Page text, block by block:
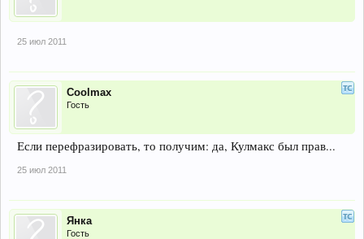
25 июл 2011
Coolmax
Гость
Если перефразировать, то получим: да, Кулмакс был прав...
25 июл 2011
Янка
Гость